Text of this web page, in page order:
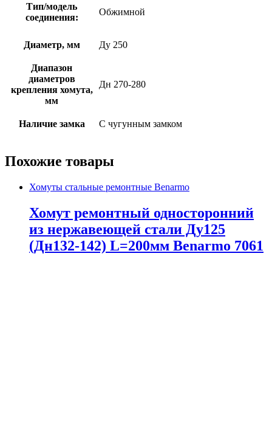
Тип/модель
соединения:
Обжимной
Диаметр, мм Ду 250
Диапазон
диаметров
крепления хомута,
мм
Дн 270-280
Наличие замка С чугунным замком
Похожие товары
Хомуты стальные ремонтные Benarmo
Хомут ремонтный односторонний
из нержавеющей стали Ду125
(Дн132-142) L=200мм Benarmo 7061